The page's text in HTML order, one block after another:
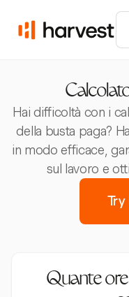
Hai difficoltà con i
della busta paga?
in modo efficace,
sul lavoro e
Try
Quante